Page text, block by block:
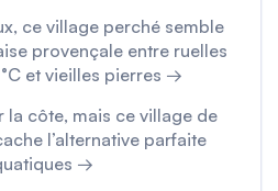
ce village perché semble
provençale entre ruelles
et vieilles pierres →
la côte, mais ce village de
l’alternative parfaite
→